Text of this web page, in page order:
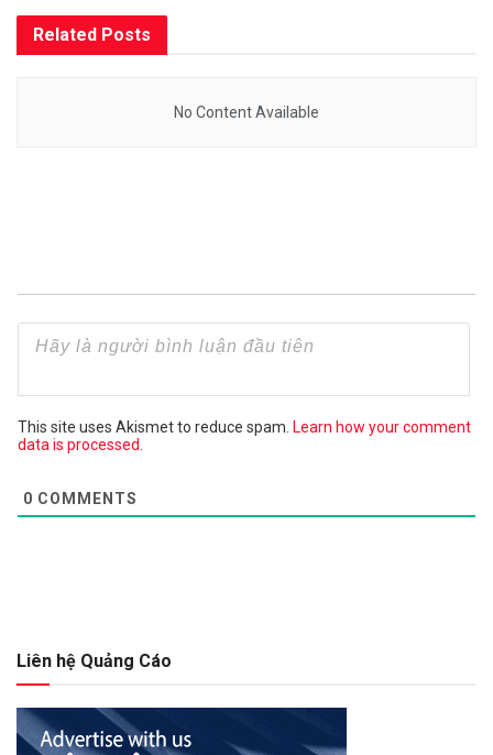
Related Posts
No Content Available
This site uses Akismet to reduce spam. Learn how your comment
data is processed.
0 COMMENTS
Liên hệ Quảng Cáo